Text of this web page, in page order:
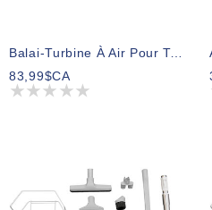
Balai-Turbine À Air Pour Tapis Large
83,99$CA